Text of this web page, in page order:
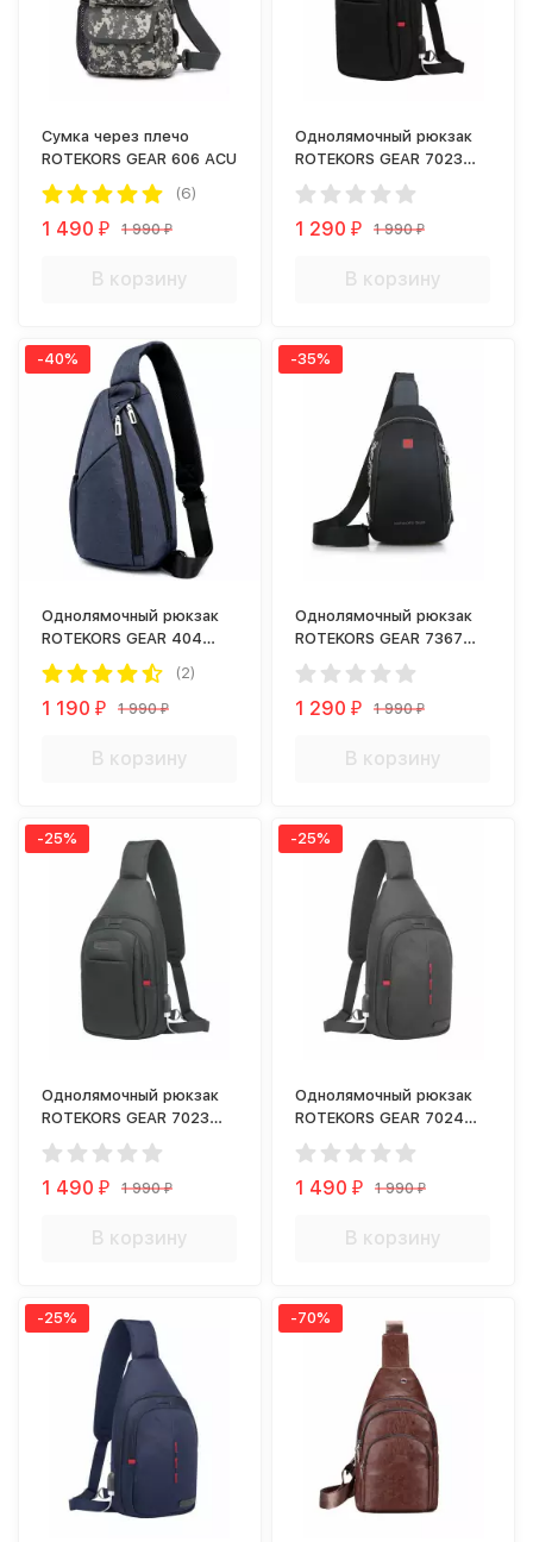
Сумка через плечо
ROTEKORS GEAR 606 ACU
(6)
1 490₽ 1 990₽
В корзину
Однолямочный рюкзак
ROTEKORS GEAR 7023
черный
1 290₽ 1 990₽
В корзину
-40%
Однолямочный рюкзак
ROTEKORS GEAR 404
синий
(2)
1 190₽ 1 990₽
В корзину
-35%
Однолямочный рюкзак
ROTEKORS GEAR 7367
черный
1 290₽ 1 990₽
В корзину
-25%
Однолямочный рюкзак
ROTEKORS GEAR 7023
серый
1 490₽ 1 990₽
В корзину
-25%
Однолямочный рюкзак
ROTEKORS GEAR 7024
серый
1 490₽ 1 990₽
В корзину
-25% -70%